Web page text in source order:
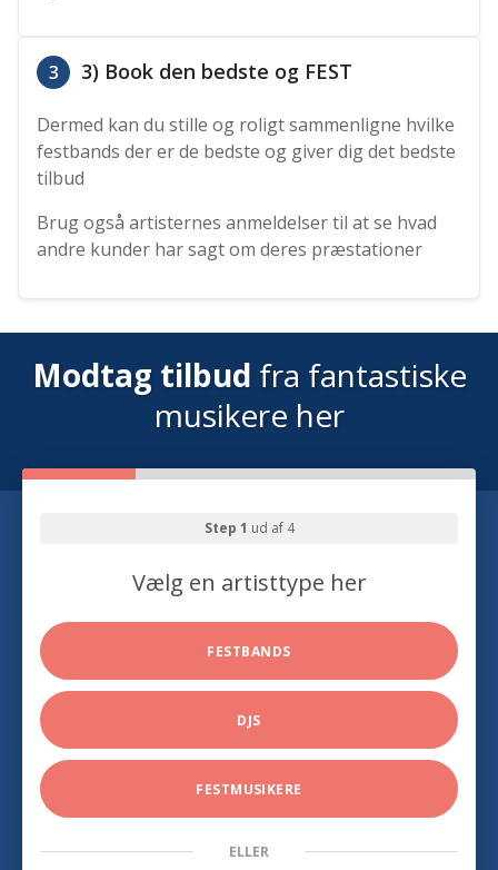
3 3) Book den bedste og FEST
Dermed kan du stille og roligt sammenligne hvilke
festbands der er de bedste og giver dig det bedste
tilbud
Brug også artisternes anmeldelser til at se hvad
andre kunder har sagt om deres præstationer
Modtag tilbud fra fantastiske
musikere her
Step 1 ud af 4
Vælg en artisttype her
FESTBANDS
DJS
FESTMUSIKERE
ELLER